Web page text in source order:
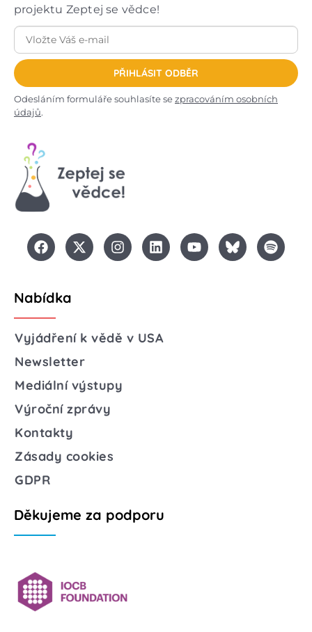
projektu Zeptej se vědce!
PŘIHLÁSIT ODBĚR
Odesláním formuláře souhlasíte sezpracováním osobních
údajů.
Nabídka
Vyjádření k vědě v USA
Newsletter
Mediální výstupy
Výroční zprávy
Kontakty
Zásady cookies
GDPR
Děkujeme za podporu